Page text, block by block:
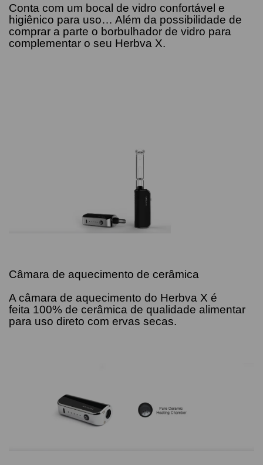
Conta com um bocal de vidro confortável e
higiênico para uso… Além da possibilidade de
comprar a parte o borbulhador de vidro para
complementar o seu Herbva X.
Câmara de aquecimento de cerâmica
A câmara de aquecimento do Herbva X é
feita 100% de cerâmica de qualidade alimentar
para uso direto com ervas secas.